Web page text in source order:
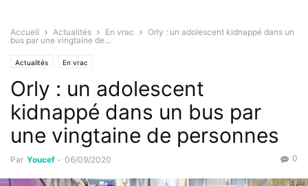
Accueil Actualités En vrac
Orly : un adolescent kidnappé dans un
bus par une vingtaine de...
Actualités En vrac
Orly : un adolescent
kidnappé dans un bus par
une vingtaine de personnes
Par Youcef - 06/09/2020 0